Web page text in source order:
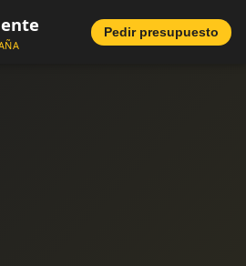
Pedir presupuesto